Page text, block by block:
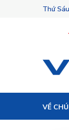
Thứ
VỀ